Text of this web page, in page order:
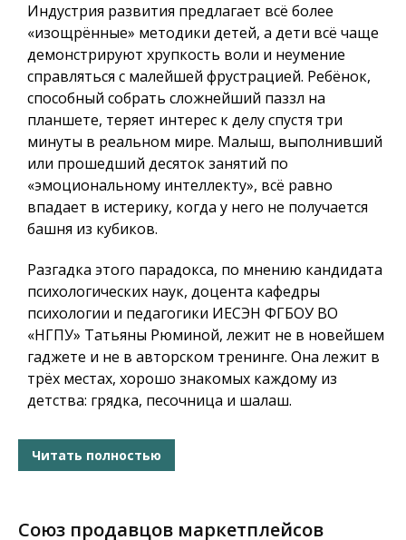
Индустрия развития предлагает всё более
«изощрённые» методики детей, а дети всё чаще
демонстрируют хрупкость воли и неумение
справляться с малейшей фрустрацией. Ребёнок,
способный собрать сложнейший паззл на
планшете, теряет интерес к делу спустя три
минуты в реальном мире. Малыш, выполнивший
или прошедший десяток занятий по
«эмоциональному интеллекту», всё равно
впадает в истерику, когда у него не получается
башня из кубиков.
Разгадка этого парадокса, по мнению кандидата
психологических наук, доцента кафедры
психологии и педагогики ИЕСЭН ФГБОУ ВО
«НГПУ» Татьяны Рюминой, лежит не в новейшем
гаджете и не в авторском тренинге. Она лежит в
трёх местах, хорошо знакомых каждому из
детства: грядка, песочница и шалаш.
Читать полностью
Союз продавцов маркетплейсов